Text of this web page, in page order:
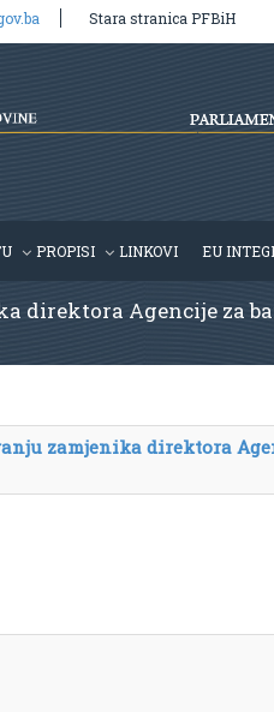
Stara stranica PFBiH
PROPISI LINKOVI EU
Agencije za
zamjenika direktora